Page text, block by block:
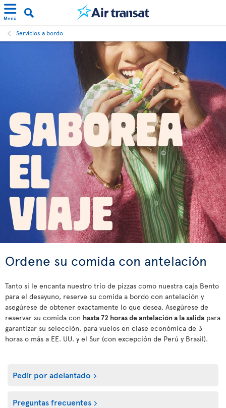
Menú
Servicios a bordo
Ordene su comida con antelación
Tanto si le encanta nuestro trío de pizzas como nuestra caja Bento
para el desayuno, reserve su comida a bordo con antelación y
asegúrese de obtener exactamente lo que desea. Asegúrese de
reservar su comida con hasta 72 horas de antelación a la salida para
garantizar su selección, para vuelos en clase económica de 3
horas o más a EE. UU. y el Sur (con excepción de Perú y Brasil).
Pedir por adelantado
Preguntas frecuentes